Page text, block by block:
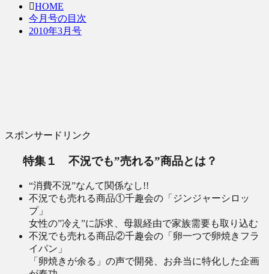
HOME
今月号の目次
2010年3月号
スポンサードリンク
特集１ 不況でも”売れる”商品とは？
“消費不況”なんて関係なし!!
不況でも売れる商品①千趣会の「ジンジャーシロッ
プ」
女性の”冷え”に訴求、母親経由で家族需要も取り込む
不況でも売れる商品②千趣会の「卵一つで卵焼きフラ
イパン」
「卵焼きが余る」の声で開発、お弁当に特化した企画